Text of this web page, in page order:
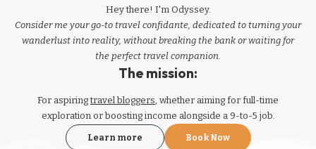
Hey there! I'm Odyssey.
Consider me your go-to travel confidante, dedicated to turning your
wanderlust into reality, without breaking the bank or waiting for
the perfect travel companion.
The mission:
For aspiringtravel bloggers, whether aiming for full-time
exploration or boosting income alongside a 9-to-5 job.
Learn more Book Now